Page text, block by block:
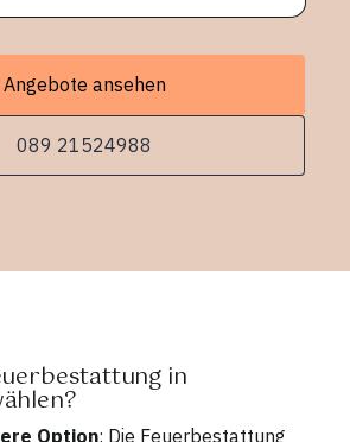
Angebote ansehen
089 21524988
in
Option: Die Feuerbestattung